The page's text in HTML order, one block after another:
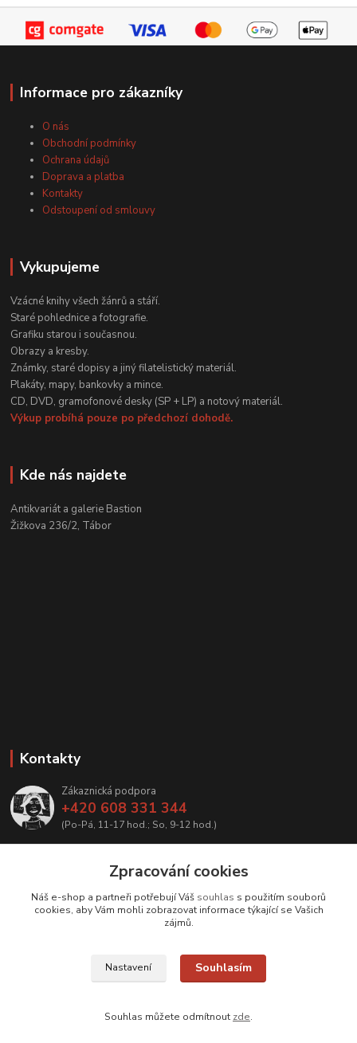
Informace pro zákazníky
O nás
Obchodní podmínky
Ochrana údajů
Doprava a platba
Kontakty
Odstoupení od smlouvy
Vykupujeme
Vzácné knihy všech žánrů a stáří.
Staré pohlednice a fotografie.
Grafiku starou i současnou.
Obrazy a kresby.
Známky, staré dopisy a jiný filatelistický materiál.
Plakáty, mapy, bankovky a mince.
CD, DVD, gramofonové desky (SP + LP) a notový materiál.
Výkup probíhá pouze po předchozí dohodě.
Kde nás najdete
Antikvariát a galerie Bastion
Žižkova 236/2, Tábor
Kontakty
Zákaznická podpora
+420 608 331 344
(Po-Pá, 11-17 hod.; So, 9-12 hod.)
Upravit sběr cookies.
© Antikvariát a galerie Bastion
Zpracování cookies
Náš e-shop a partneři potřebují Váš souhlas s použitím souborů
cookies, aby Vám mohli zobrazovat informace týkající se Vašich
zájmů.
Nastavení Souhlasím
Souhlas můžete odmítnout zde.